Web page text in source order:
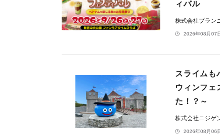
ィバル
株式会社プラン
2026年08月07
スライムも
ウィンフェ
た！？～
株式会社ニジゲ
2026年08月06